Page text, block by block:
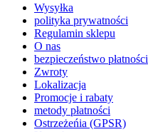
Wysyłka
polityka prywatności
Regulamin sklepu
O nas
bezpieczeństwo płatności
Zwroty
Lokalizacja
Promocje i rabaty
metody płatności
Ostrzeżeńia (GPSR)